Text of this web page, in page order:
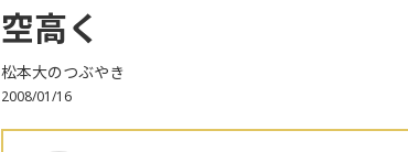
空高く
松本大のつぶやき
2008/01/16